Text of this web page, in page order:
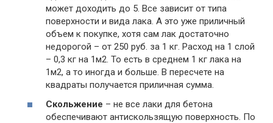
может доходить до 5. Все зависит от типа
поверхности и вида лака. А это уже приличный
объем к покупке, хотя сам лак достаточно
недорогой – от 250 руб. за 1 кг. Расход на 1 слой
– 0,3 кг на 1м2. То есть в среднем 1 кг лака на
1м2, а то иногда и больше. В пересчете на
квадраты получается приличная сумма.
Скольжение – не все лаки для бетона
обеспечивают антискользящую поверхность. По